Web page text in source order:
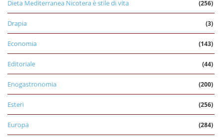
Dieta Mediterranea Nicotera è stile di vita (256)
Drapia (3)
Economia (143)
Editoriale (44)
Enogastronomia (200)
Esteri (256)
Europa (284)